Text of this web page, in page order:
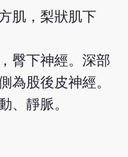
肌，梨狀肌下
臀下神經。深部
為股後皮神經。
、靜脈。